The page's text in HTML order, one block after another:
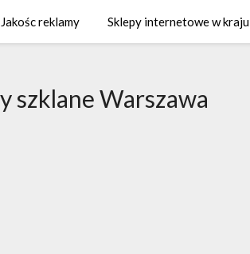
Jakośc reklamy Sklepy internetowe w kraju
szklane Warszawa